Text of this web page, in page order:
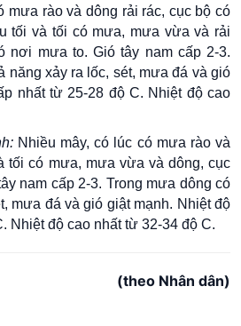
mưa rào và dông rải rác, cục bộ có
tối và tối có mưa, mưa vừa và rải
nơi mưa to. Gió tây nam cấp 2-3.
năng xảy ra lốc, sét, mưa đá và gió
nhất từ 25-28 độ C. Nhiệt độ cao
Nhiều mây, có lúc có mưa rào và
tối có mưa, mưa vừa và dông, cục
nam cấp 2-3. Trong mưa dông có
mưa đá và gió giật mạnh. Nhiệt độ
Nhiệt độ cao nhất từ 32-34 độ C.
(theo Nhân dân)